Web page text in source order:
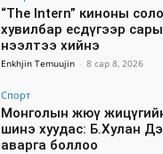
“The Intern” киноны
хувилбар есдүгээр
нээлтээ хийнэ
Enkhjin Temuujin - 8 сар 8, 2026
Спорт
Монголын жюү
шинэ хуудас: Б.Хулан
аварга боллоо